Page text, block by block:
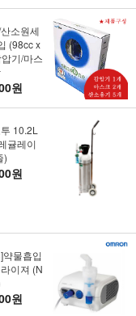
소원세
(98cc x
기/마스
원
10.2L
귤레이
)
원
약물흡입
이져 (N
원